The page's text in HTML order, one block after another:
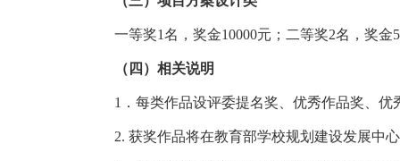
一等奖1名，奖金10000元；二等奖2名，奖金
（四）相关说明
1．每类作品设评委提名奖、优秀作品奖、优
2. 获奖作品将在教育部学校规划建设发展中